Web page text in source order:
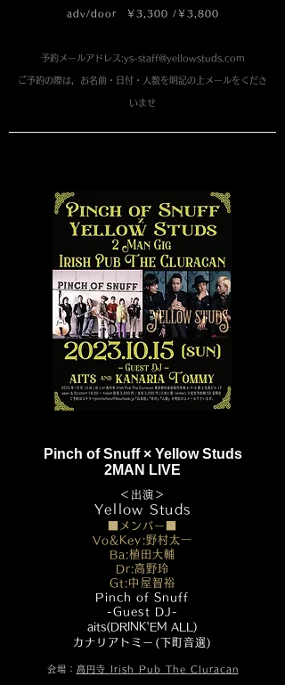
adv/door ￥3,300 /￥3,800
予約メールアドレス:ys-staff@yellowstuds.com
​ご予約の際は，お名前・日付・人数を明記の上メールをくださ
いませ
Pinch of Snuff × Yellow Studs
2MAN LIVE
＜出演＞
​Yellow Studs
■メンバー■
Vo&Key:野村太一
Ba:植田大輔
Dr:高野玲
Gt:中屋智裕
Pinch of Snuff
-Guest DJ-
aits(DRINK'EM ALL)
カナリアトミ ー(下町音選)
会場： 高円寺 Irish Pub The Cluracan